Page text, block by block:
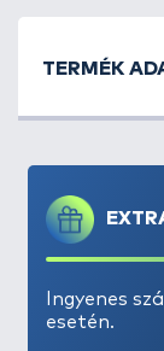
Ingyenes
esetén.
TERMÉK